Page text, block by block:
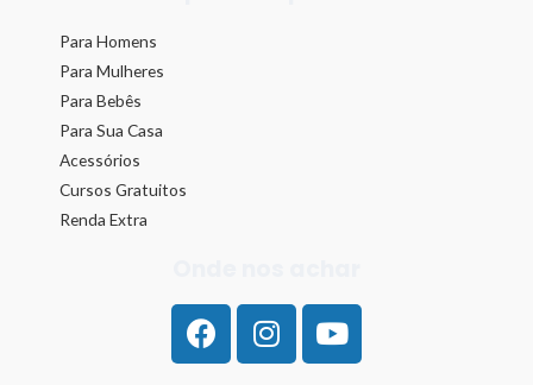
Para Homens
Para Mulheres
Para Bebês
Para Sua Casa
Acessórios
Cursos Gratuitos
Renda Extra